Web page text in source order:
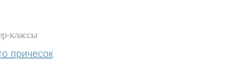
классы
причесок